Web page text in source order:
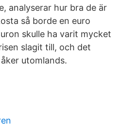
analyserar hur bra de är
så borde en euro
skulle ha varit mycket
slagit till, och det
utomlands.